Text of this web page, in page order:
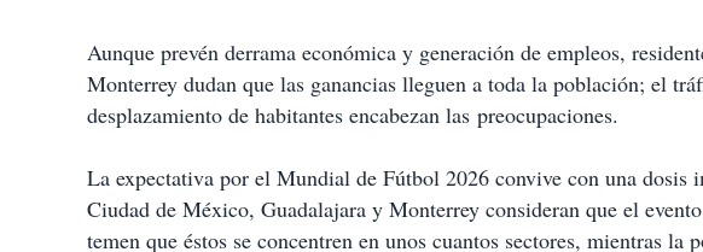
Aunque prevén derrama económica y generación de empleos,
Monterrey dudan que las ganancias lleguen a toda la población; el
desplazamiento de habitantes encabezan las preocupaciones.
La expectativa por el Mundial de Fútbol 2026 convive con una dosis
Ciudad de México, Guadalajara y Monterrey consideran que el
temen que éstos se concentren en unos cuantos sectores, mientras la